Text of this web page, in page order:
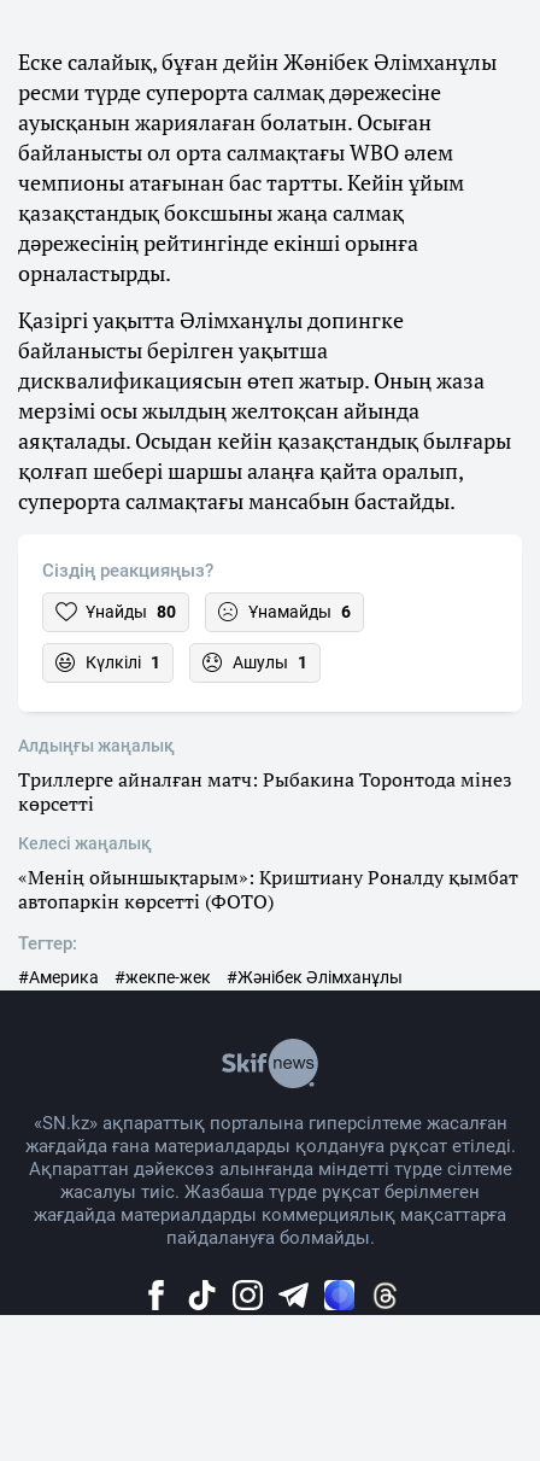
Еске салайық, бұған дейін Жәнібек Әлімханұлы
ресми түрде суперорта салмақ дәрежесіне
ауысқанын жариялаған болатын. Осыған
байланысты ол орта салмақтағы WBO әлем
чемпионы атағынан бас тартты. Кейін ұйым
қазақстандық боксшыны жаңа салмақ
дәрежесінің рейтингінде екінші орынға
орналастырды.
Қазіргі уақытта Әлімханұлы допингке
байланысты берілген уақытша
дисквалификациясын өтеп жатыр. Оның жаза
мерзімі осы жылдың желтоқсан айында
аяқталады. Осыдан кейін қазақстандық былғары
қолғап шебері шаршы алаңға қайта оралып,
суперорта салмақтағы мансабын бастайды.
Сіздің реакцияңыз?
Ұнайды 80 Ұнамайды 6
Күлкілі 1 Ашулы 1
Алдыңғы жаңалық
Триллерге айналған матч: Рыбакина Торонтода мінез
көрсетті
Келесі жаңалық
«Менің ойыншықтарым»: Криштиану Роналду қымбат
автопаркін көрсетті (ФОТО)
Тегтер:
#Америка #жекпе-жек #Жәнібек Әлімханұлы
«SN.kz» ақпараттық порталына гиперсілтеме жасалған
жағдайда ғана материалдарды қолдануға рұқсат етіледі.
Ақпараттан дәйексөз алынғанда міндетті түрде сілтеме
жасалуы тиіс. Жазбаша түрде рұқсат берілмеген
жағдайда материалдарды коммерциялық мақсаттарға
пайдалануға болмайды.